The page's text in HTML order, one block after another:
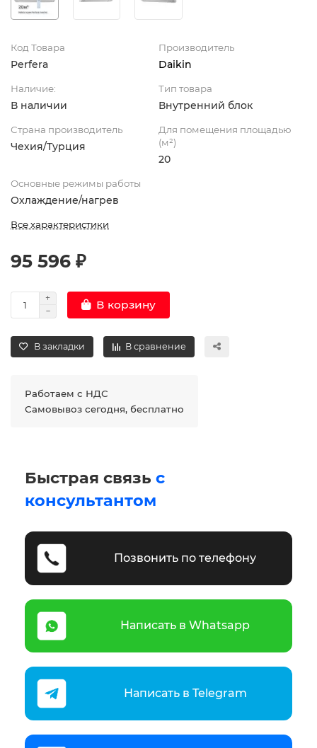
Код Товара
Perfera
Производитель
Daikin
Наличие:
В наличии
Тип товара
Внутренний блок
Страна производитель
Чехия/Турция
Для помещения площадью
(м²)
20
Основные режимы работы
Охлаждение/нагрев
Все характеристики
95 596 ₽
В корзину
В закладки В сравнение
Работаем с НДС
Самовывоз сегодня, бесплатно
Быстрая связь с
консультантом
Позвонить по телефону
Написать в Whatsapp
Написать в Telegram